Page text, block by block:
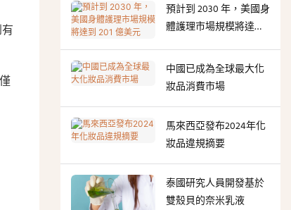
預計到 2030 年，美國身
體護理市場規模將達到
中國已成為全球最大化
妝品消費市場
馬來西亞發布2024年化
妝品違規摘要
泰國研究人員開發基於
雙殼貝的奈米乳液